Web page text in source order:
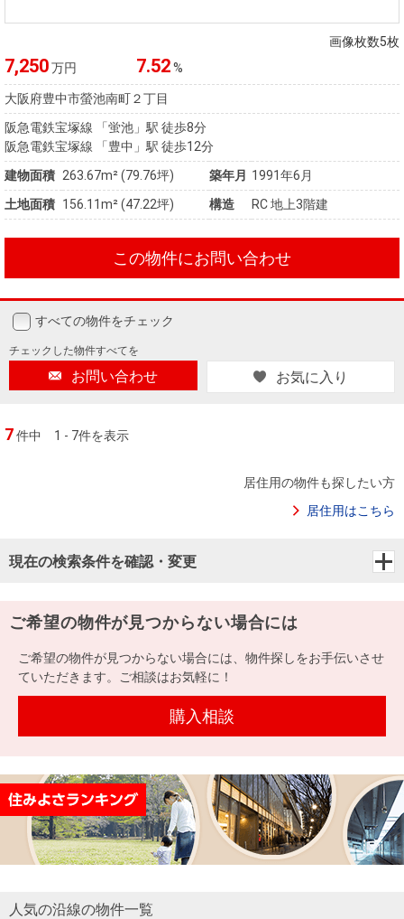
画像枚数5枚
7,250万円 7.52%
大阪府豊中市螢池南町２丁目
阪急電鉄宝塚線 「蛍池」駅 徒歩8分
阪急電鉄宝塚線 「豊中」駅 徒歩12分
建物面積 263.67m² (79.76坪) 築年月
1991年6月
土地面積 156.11m² (47.22坪) 構造 RC 地上3階建
この物件にお問い合わせ
すべての物件をチェック
チェックした物件すべてを
お問い合わせ お気に入り
7件中 1 - 7件を表示
居住用の物件も探したい方
居住用はこちら
現在の検索条件を確認・変更
ご希望の物件が見つからない場合には
ご希望の物件が見つからない場合には、物件探しをお手伝いさせ
ていただきます。ご相談はお気軽に！
購入相談
人気の沿線の物件一覧